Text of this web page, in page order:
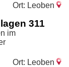
Ort: Leoben
311
im
Ort: Leoben